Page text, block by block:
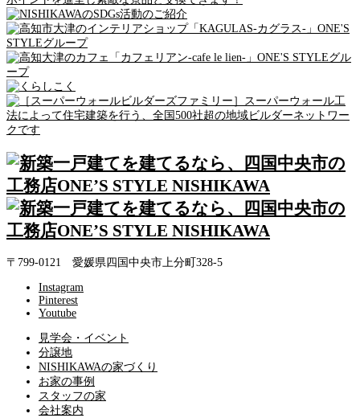
〒799-0121 愛媛県四国中央市上分町328-5
Instagram
Pinterest
Youtube
見学会・イベント
分譲地
NISHIKAWAの家づくり
お家の事例
スタッフの家
会社案内